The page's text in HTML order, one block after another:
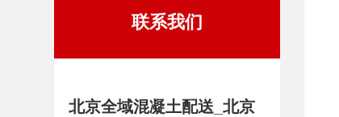
联系我们
北京全域混凝土配送_北京